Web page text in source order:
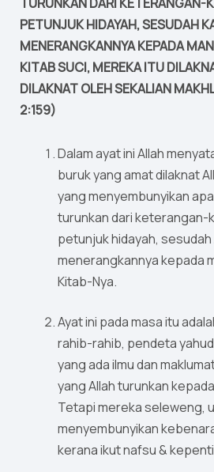
PETUNJUK HIDAYAH, SESUDAH
MENERANGKANNYA KEPADA
KITAB SUCI, MEREKA ITU
DILAKNAT OLEH SEKALIAN
2:159)
Dalam ayat ini Allah
buruk yang amat dilaknat
yang menyembunyikan
turunkan dari keterangan-
petunjuk hidayah, sesudah
menerangkannya kepada
Kitab-Nya.
Ayat ini pada masa itu
rahib-rahib, pendeta
yang ada ilmu dan
yang Allah turunkan
Tetapi mereka seleweng,
menyembunyikan
kerana ikut nafsu &